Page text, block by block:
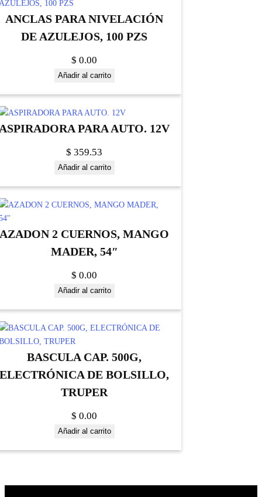
ANCLAS PARA NIVELACIÓN
DE AZULEJOS, 100 PZS
$ 0.00
Añadir al carrito
PARA AUTO. 12V
$ 359.53
Añadir al carrito
AZADON 2 CUERNOS, MANGO
MADER, 54″
$ 0.00
Añadir al carrito
BASCULA CAP. 500G,
ELECTRÓNICA DE BOLSILLO,
TRUPER
$ 0.00
Añadir al carrito